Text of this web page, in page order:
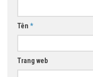
Tên *
Trang web